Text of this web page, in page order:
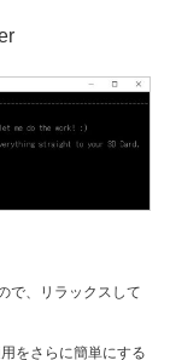
で、リラックスして
をさらに簡単にする